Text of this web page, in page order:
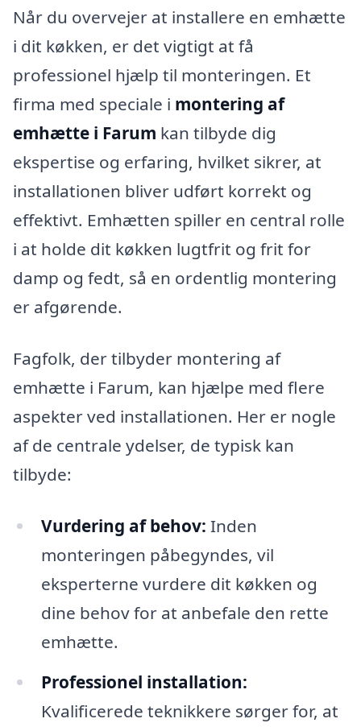
Når du overvejer at installere en emhætte
i dit køkken, er det vigtigt at få
professionel hjælp til monteringen. Et
firma med speciale i montering af
emhætte i Farum kan tilbyde dig
ekspertise og erfaring, hvilket sikrer, at
installationen bliver udført korrekt og
effektivt. Emhætten spiller en central rolle
i at holde dit køkken lugtfrit og frit for
damp og fedt, så en ordentlig montering
er afgørende.
Fagfolk, der tilbyder montering af
emhætte i Farum, kan hjælpe med flere
aspekter ved installationen. Her er nogle
af de centrale ydelser, de typisk kan
tilbyde:
Vurdering af behov: Inden
monteringen påbegyndes, vil
eksperterne vurdere dit køkken og
dine behov for at anbefale den rette
emhætte.
Professionel installation:
Kvalificerede teknikkere sørger for, at